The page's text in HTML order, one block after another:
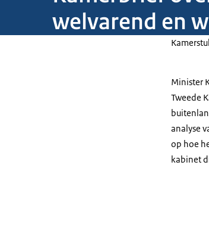
welvarend en
Minister
Tweede
analyse
op hoe
kabinet